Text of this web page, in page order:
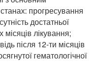
прогресування
достатньої
місяців лікування;
після 12-ти місяців
гематологічної